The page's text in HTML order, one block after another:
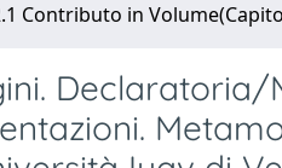
Contributo in
Declaratoria/